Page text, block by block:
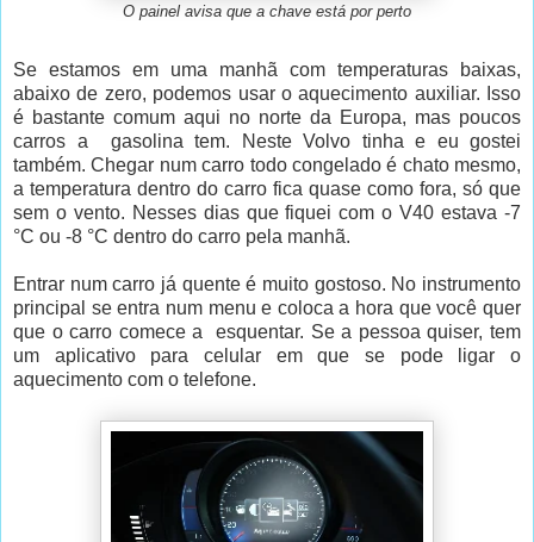
O painel avisa que a chave está por perto
Se estamos em uma manhã com temperaturas baixas,
abaixo de zero, podemos usar o aquecimento auxiliar. Isso
é bastante comum aqui no norte da Europa, mas poucos
carros a gasolina tem. Neste Volvo tinha e eu gostei
também. Chegar num carro todo congelado é chato mesmo,
a temperatura dentro do carro fica quase como fora, só que
sem o vento. Nesses dias que fiquei com o V40 estava -7
°C ou -8 °C dentro do carro pela manhã.
Entrar num carro já quente é muito gostoso. No instrumento
principal se entra num menu e coloca a hora que você quer
que o carro comece a esquentar. Se a pessoa quiser, tem
um aplicativo para celular em que se pode ligar o
aquecimento com o telefone.